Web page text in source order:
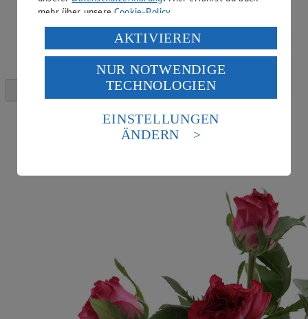
aktuell 6.000 Kinder und Jugendliche,
von der Kleinkindbetreuung bis zur
weiterführenden Schule.
mehr über unsereCookie-Policy.
Verarbeitung deiner personenbezogenen Daten in den
USA durch Facebook und YouTube:
Wenn du auf „Aktivieren“ klickst, willigst du im Sinne
des Art. 49 Abs. 1 Satz 1 lit. a) DSGVO ein, dass deine
Daten in den USA verarbeitet werden. Der EuGH sieht
die USA als Land mit einem nach europäischen
Standards nicht angemessenen Datenschutzniveau an.
Es besteht das Risiko eines Zugriffs durch US-
Informationen zum Herausgeber der Seite findest du
AKTIVIEREN
NUR NOTWENDIGE
TECHNOLOGIEN
EINSTELLUNGEN
ÄNDERN